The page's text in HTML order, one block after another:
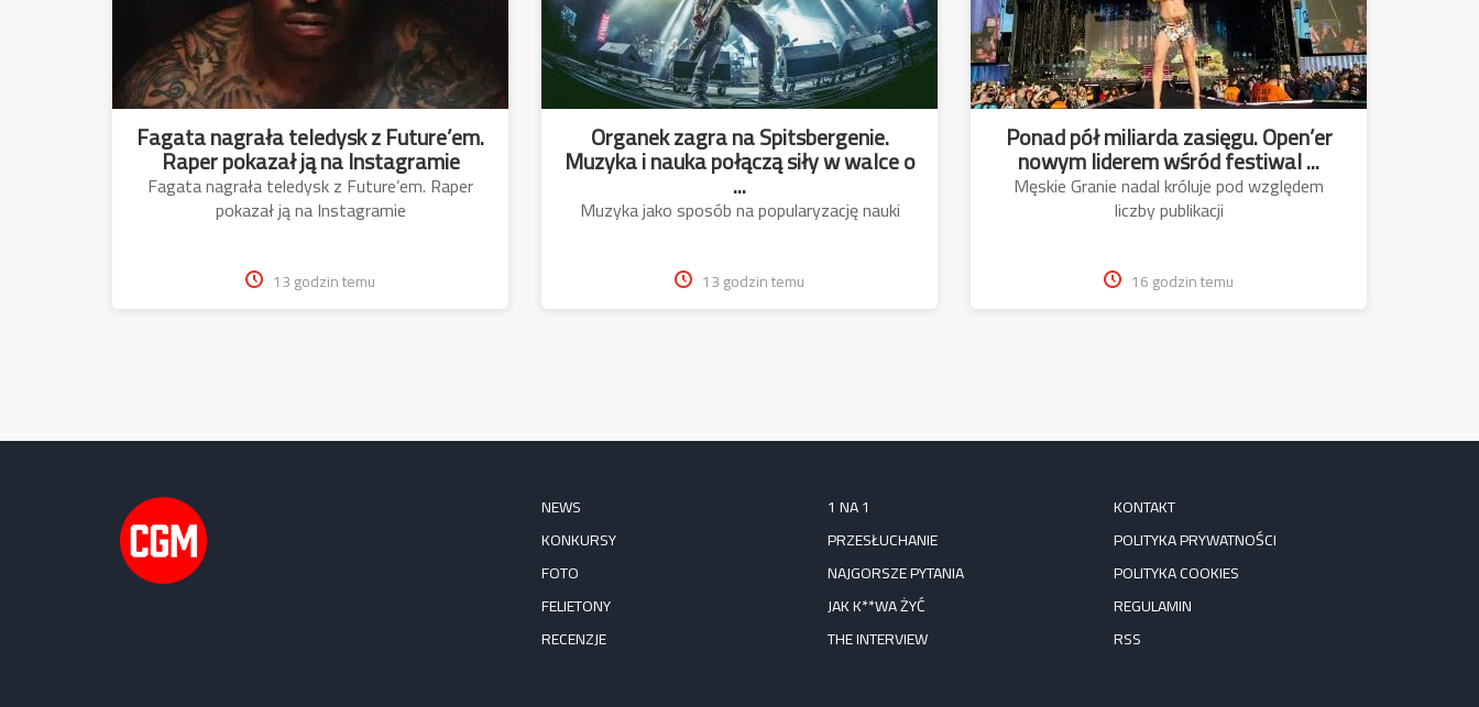
Fagata nagrała teledysk z Future’em.
Raper pokazał ją na Instagramie
Fagata nagrała teledysk z Future’em. Raper
pokazał ją na Instagramie
13 godzin temu
Organek zagra na Spitsbergenie.
Muzyka i nauka połączą siły w walce o
...
Muzyka jako sposób na popularyzację nauki
13 godzin temu
Ponad pół miliarda zasięgu. Open’er
nowym liderem wśród festiwal ...
Męskie Granie nadal króluje pod względem
liczby publikacji
16 godzin temu
NEWS
KONKURSY
FOTO
FELIETONY
RECENZJE
1 NA 1
PRZESŁUCHANIE
NAJGORSZE PYTANIA
JAK K**WA ŻYĆ
THE INTERVIEW
KONTAKT
POLITYKA PRYWATNOŚCI
POLITYKA COOKIES
REGULAMIN
RSS